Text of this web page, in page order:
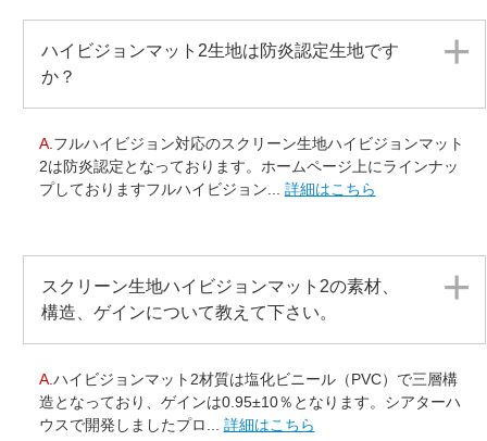
ハイビジョンマット2生地は防炎認定生地です
か？
A. フルハイビジョン対応のスクリーン生地ハイビジョンマット
2は防炎認定となっております。ホームページ上にラインナッ
プしておりますフルハイビジョン... 詳細はこちら
スクリーン生地ハイビジョンマット2の素材、
構造、ゲインについて教えて下さい。
A. ハイビジョンマット2材質は塩化ビニール（PVC）で三層構
造となっており、ゲインは0.95±10％となります。シアターハ
ウスで開発しましたプロ... 詳細はこちら